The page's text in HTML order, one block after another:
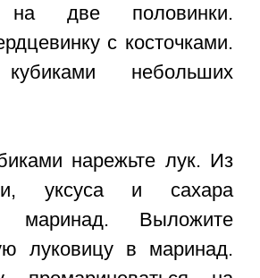
на две половинки.
с косточками.
небольших
нарежьте лук. Из
уксуса и сахара
маринад. Выложите
луковицу в маринад.